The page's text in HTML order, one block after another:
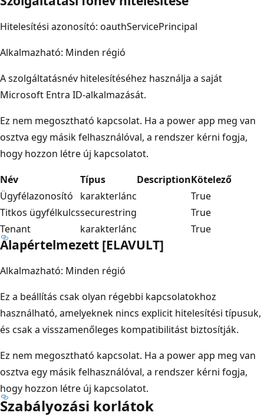
Hitelesítési azonosító: oauthServicePrincipal
Alkalmazható: Minden régió
A szolgáltatásnév hitelesítéséhez használja a saját
Microsoft Entra ID-alkalmazását.
Ez nem megosztható kapcsolat. Ha a power app meg van
osztva egy másik felhasználóval, a rendszer kérni fogja,
hogy hozzon létre új kapcsolatot.
Név
Típus DescriptionKötelező
Ügyfélazonosító
karakterlánc
True
Titkos ügyfélkulcssecurestring
True
Tenant
karakterlánc True
Alapértelmezett [ELAVULT]
Alkalmazható: Minden régió
Ez a beállítás csak olyan régebbi kapcsolatokhoz
használható, amelyeknek nincs explicit hitelesítési típusuk,
és csak a visszamenőleges kompatibilitást biztosítják.
Ez nem megosztható kapcsolat. Ha a power app meg van
osztva egy másik felhasználóval, a rendszer kérni fogja,
hogy hozzon létre új kapcsolatot.
Szabályozási korlátok